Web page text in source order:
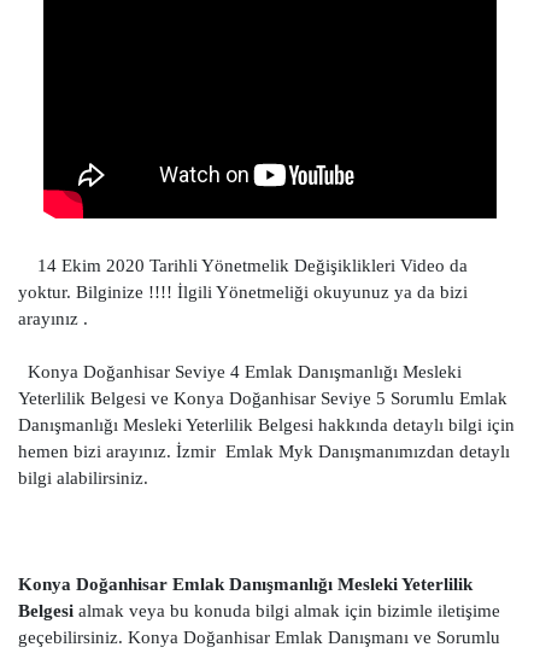
14 Ekim 2020 Tarihli Yönetmelik Değişiklikleri Video da
yoktur. Bilginize !!!! İlgili Yönetmeliği okuyunuz ya da bizi
arayınız .
Konya Doğanhisar Seviye 4 Emlak Danışmanlığı Mesleki
Yeterlilik Belgesi ve Konya Doğanhisar Seviye 5 Sorumlu Emlak
Danışmanlığı Mesleki Yeterlilik Belgesi hakkında detaylı bilgi için
hemen bizi arayınız. İzmir Emlak Myk Danışmanımızdan detaylı
bilgi alabilirsiniz.
Konya Doğanhisar Emlak Danışmanlığı Mesleki Yeterlilik
Belgesi almak veya bu konuda bilgi almak için bizimle iletişime
geçebilirsiniz. Konya Doğanhisar Emlak Danışmanı ve Sorumlu